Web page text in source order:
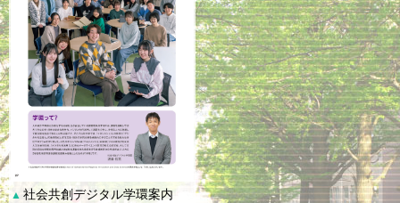
▲ 社会共創デジタル学環案内